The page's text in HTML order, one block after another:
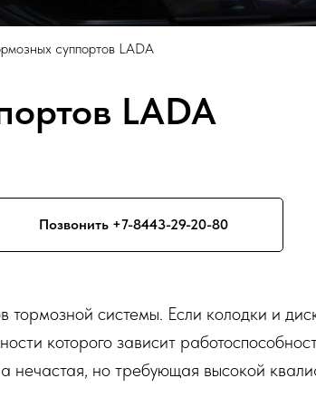
суппортов LADA
LADA
Позвонить +7-8443-29-20-80
тормозной системы. Если колодки и
которого зависит
но требующая высокой